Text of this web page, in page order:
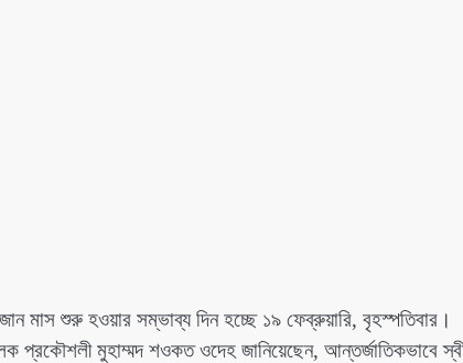
শুরু হওয়ার সম্ভাব্য দিন হচ্ছে ১৯ ফেব্রুয়ারি, বৃহস্পতিবার।
প্রকৌশলী মুহাম্মদ শওকত ওদেহ জানিয়েছেন, আন্তর্জাতিকভাবে